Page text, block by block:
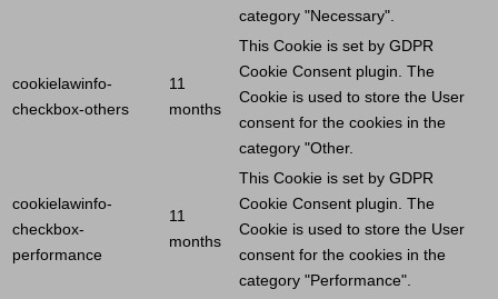
category "Necessary".
cookielawinfo-
checkbox-others
11
months
This Cookie is set by GDPR
Cookie Consent plugin. The
Cookie is used to store the User
consent for the cookies in the
category "Other.
cookielawinfo-
checkbox-
performance
11
months
This Cookie is set by GDPR
Cookie Consent plugin. The
Cookie is used to store the User
consent for the cookies in the
category "Performance".